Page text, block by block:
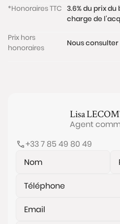
*Honoraires TTC 3.6% du prix
charge de
Prix hors
honoraires
Nous consulter
Lisa
Agent
+33 7 85 49 80 49